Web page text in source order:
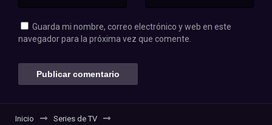
Guarda mi nombre, correo electrónico y web en este
navegador para la próxima vez que comente.
Inicio
Series de TV